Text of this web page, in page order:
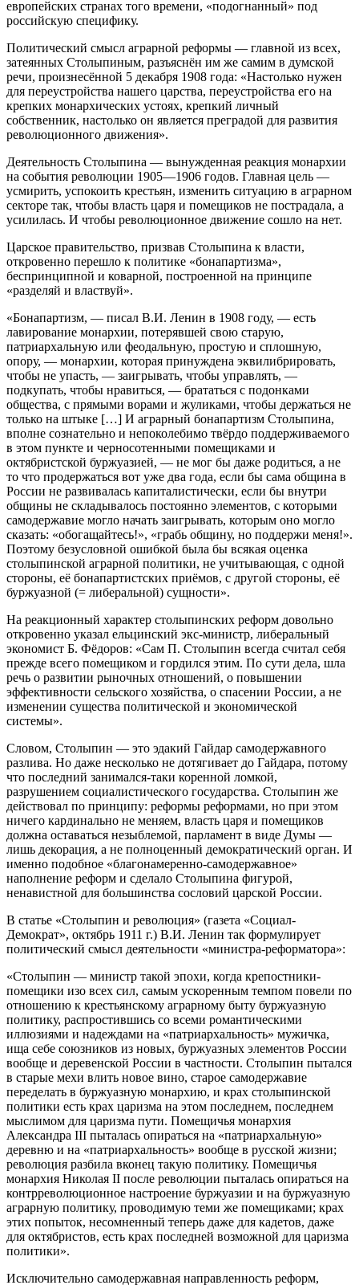
европейских странах того времени, «подогнанный» под
российскую специфику.
Политический смысл аграрной реформы — главной из всех,
затеянных Столыпиным, разъяснён им же самим в думской
речи, произнесённой 5 декабря 1908 года: «Настолько нужен
для переустройства нашего царства, переустройства его на
крепких монархических устоях, крепкий личный
собственник, настолько он является преградой для развития
революционного движения».
Деятельность Столыпина — вынужденная реакция монархии
на события революции 1905—1906 годов. Главная цель —
усмирить, успокоить крестьян, изменить ситуацию в аграрном
секторе так, чтобы власть царя и помещиков не пострадала, а
усилилась. И чтобы революционное движение сошло на нет.
Царское правительство, призвав Столыпина к власти,
откровенно перешло к политике «бонапартизма»,
беспринципной и коварной, построенной на принципе
«разделяй и властвуй».
«Бонапартизм, — писал В.И. Ленин в 1908 году, — есть
лавирование монархии, потерявшей свою старую,
патриархальную или феодальную, простую и сплошную,
опору, — монархии, которая принуждена эквилибрировать,
чтобы не упасть, — заигрывать, чтобы управлять, —
подкупать, чтобы нравиться, — брататься с подонками
общества, с прямыми ворами и жуликами, чтобы держаться не
только на штыке […] И аграрный бонапартизм Столыпина,
вполне сознательно и непоколебимо твёрдо поддерживаемого
в этом пункте и черносотенными помещиками и
октябристской буржуазией, — не мог бы даже родиться, а не
то что продержаться вот уже два года, если бы сама община в
России не развивалась капиталистически, если бы внутри
общины не складывалось постоянно элементов, с которыми
самодержавие могло начать заигрывать, которым оно могло
сказать: «обогащайтесь!», «грабь общину, но поддержи меня!».
Поэтому безусловной ошибкой была бы всякая оценка
столыпинской аграрной политики, не учитывающая, с одной
стороны, её бонапартистских приёмов, с другой стороны, её
буржуазной (= либеральной) сущности».
На реакционный характер столыпинских реформ довольно
откровенно указал ельцинский экс-министр, либеральный
экономист Б. Фёдоров: «Сам П. Столыпин всегда считал себя
прежде всего помещиком и гордился этим. По сути дела, шла
речь о развитии рыночных отношений, о повышении
эффективности сельского хозяйства, о спасении России, а не
изменении существа политической и экономической
системы».
Словом, Столыпин — это эдакий Гайдар самодержавного
разлива. Но даже несколько не дотягивает до Гайдара, потому
что последний занимался-таки коренной ломкой,
разрушением социалистического государства. Столыпин же
действовал по принципу: реформы реформами, но при этом
ничего кардинально не меняем, власть царя и помещиков
должна оставаться незыблемой, парламент в виде Думы —
лишь декорация, а не полноценный демократический орган. И
именно подобное «благонамеренно-самодержавное»
наполнение реформ и сделало Столыпина фигурой,
ненавистной для большинства сословий царской России.
В статье «Столыпин и революция» (газета «Социал-
Демократ», октябрь 1911 г.) В.И. Ленин так формулирует
политический смысл деятельности «министра-реформатора»:
«Столыпин — министр такой эпохи, когда крепостники-
помещики изо всех сил, самым ускоренным темпом повели по
отношению к крестьянскому аграрному быту буржуазную
политику, распростившись со всеми романтическими
иллюзиями и надеждами на «патриархальность» мужичка,
ища себе союзников из новых, буржуазных элементов России
вообще и деревенской России в частности. Столыпин пытался
в старые мехи влить новое вино, старое самодержавие
переделать в буржуазную монархию, и крах столыпинской
политики есть крах царизма на этом последнем, последнем
мыслимом для царизма пути. Помещичья монархия
Александра III пыталась опираться на «патриархальную»
деревню и на «патриархальность» вообще в русской жизни;
революция разбила вконец такую политику. Помещичья
монархия Николая II после революции пыталась опираться на
контрреволюционное настроение буржуазии и на буржуазную
аграрную политику, проводимую теми же помещиками; крах
этих попыток, несомненный теперь даже для кадетов, даже
для октябристов, есть крах последней возможной для царизма
политики».
Исключительно самодержавная направленность реформ,